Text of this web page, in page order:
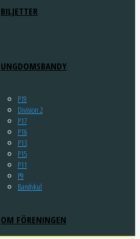
BILJETTER
UNGDOMSBANDY
P19
Division 2
P17
P16
P13
P15
P11
P9
Bandykul
OM FÖRENINGEN